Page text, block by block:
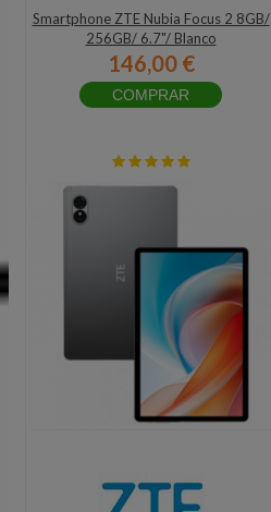
Smartphone ZTE Nubia Focus 2 8GB/
256GB/ 6.7"/ Blanco
146,00 €
COMPRAR